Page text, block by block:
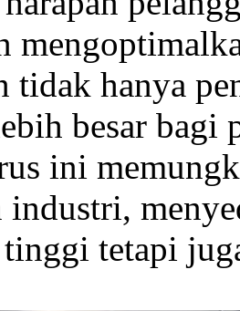
tidak hanya
besar bagi
ini
industri,
tetapi